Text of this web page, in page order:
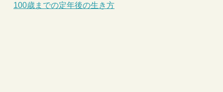
100歳までの定年後の生き方